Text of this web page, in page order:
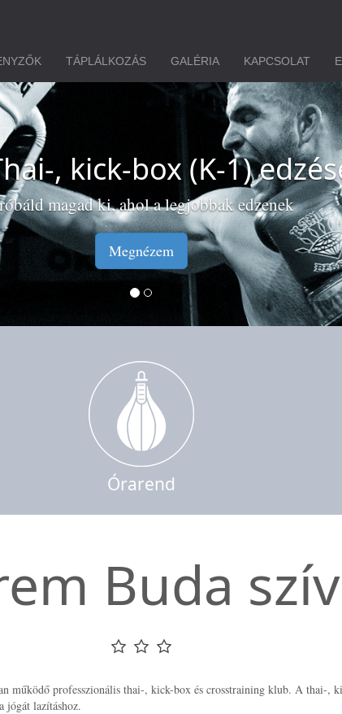
TÁPLÁLKOZÁS GALÉRIA KAPCSOLAT
Zsákos edzések
de nem akarsz kontaktba kerülni, akkor ime a
Megnézem
Órarend
Buda
működő professzionális thai-, kick-box és crosstraining klub. A thai-,
jógát lazításhoz.